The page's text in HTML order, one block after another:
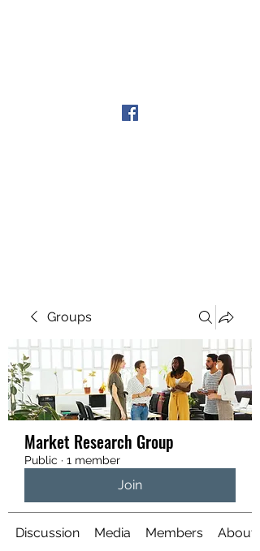
Groups
Market Research Group
Public · 1 member
Join
Discussion Media Members About